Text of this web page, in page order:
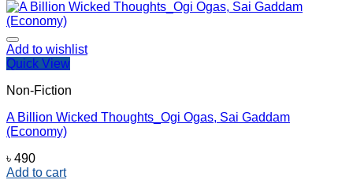
Add to wishlist
Quick View
Non-Fiction
A Billion Wicked Thoughts_Ogi Ogas, ‎Sai Gaddam
(Economy)
৳ 490
Add to cart